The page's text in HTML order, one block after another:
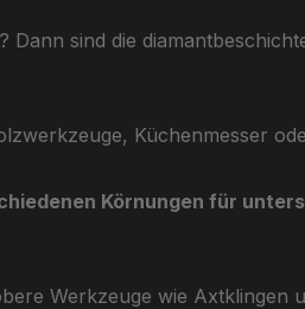
sind die
Küchenmesser
Körnungen für
Werkzeuge wie Axtklingen